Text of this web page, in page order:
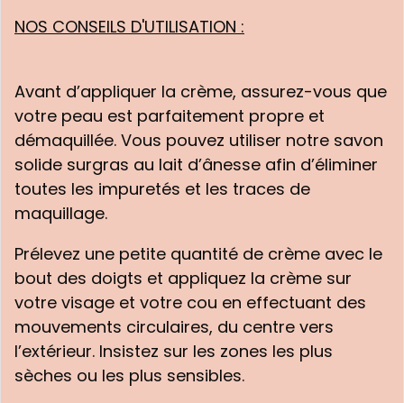
NOS CONSEILS D'UTILISATION :
Avant d’appliquer la crème, assurez-vous que
votre peau est parfaitement propre et
démaquillée. Vous pouvez utiliser notre savon
solide surgras au lait d’ânesse afin d’éliminer
toutes les impuretés et les traces de
maquillage.
Prélevez une petite quantité de crème avec le
bout des doigts et appliquez la crème sur
votre visage et votre cou en effectuant des
mouvements circulaires, du centre vers
l’extérieur. Insistez sur les zones les plus
sèches ou les plus sensibles.